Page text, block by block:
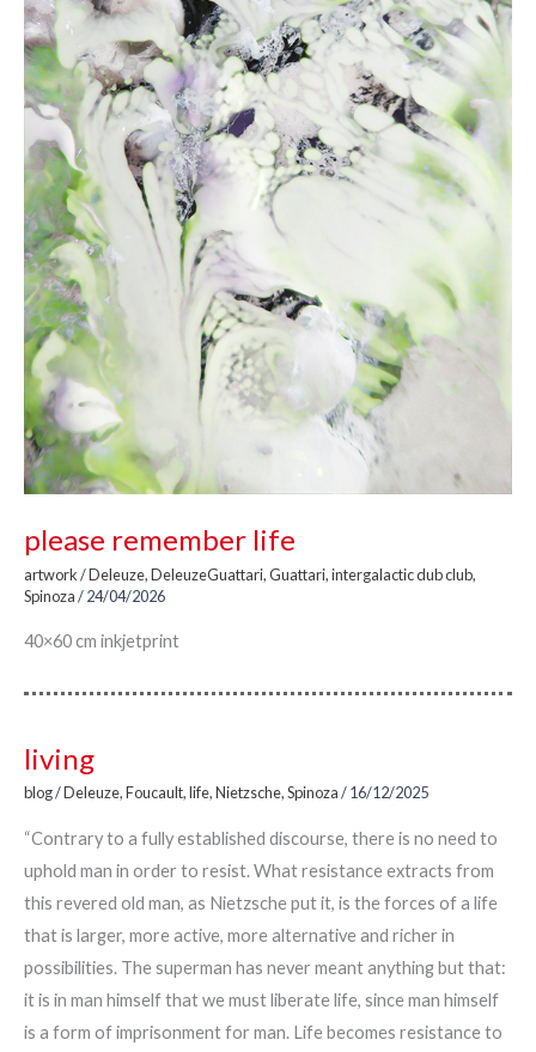
please remember life
artwork/Deleuze,DeleuzeGuattari,Guattari,intergalactic dub club,
Spinoza/24/04/2026
40×60 cm inkjetprint
living
blog/Deleuze,Foucault,life,Nietzsche,Spinoza/16/12/2025
“Contrary to a fully established discourse, there is no need to
uphold man in order to resist. What resistance extracts from
this revered old man, as Nietzsche put it, is the forces of a life
that is larger, more active, more alternative and richer in
possibilities. The superman has never meant anything but that:
it is in man himself that we must liberate life, since man himself
is a form of imprisonment for man. Life becomes resistance to